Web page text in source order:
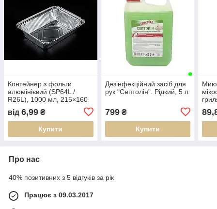
Контейнер з фольги
алюмінієвий (SP64L /
R26L), 1000 мл, 215×160
від 6,99 ₴
Купити
Дезінфекційний засіб для
рук "Септолін". Рідкий, 5 л
799₴
Купити
Про нас
40% позитивних з 5 відгуків за рік
Працює з 09.03.2017